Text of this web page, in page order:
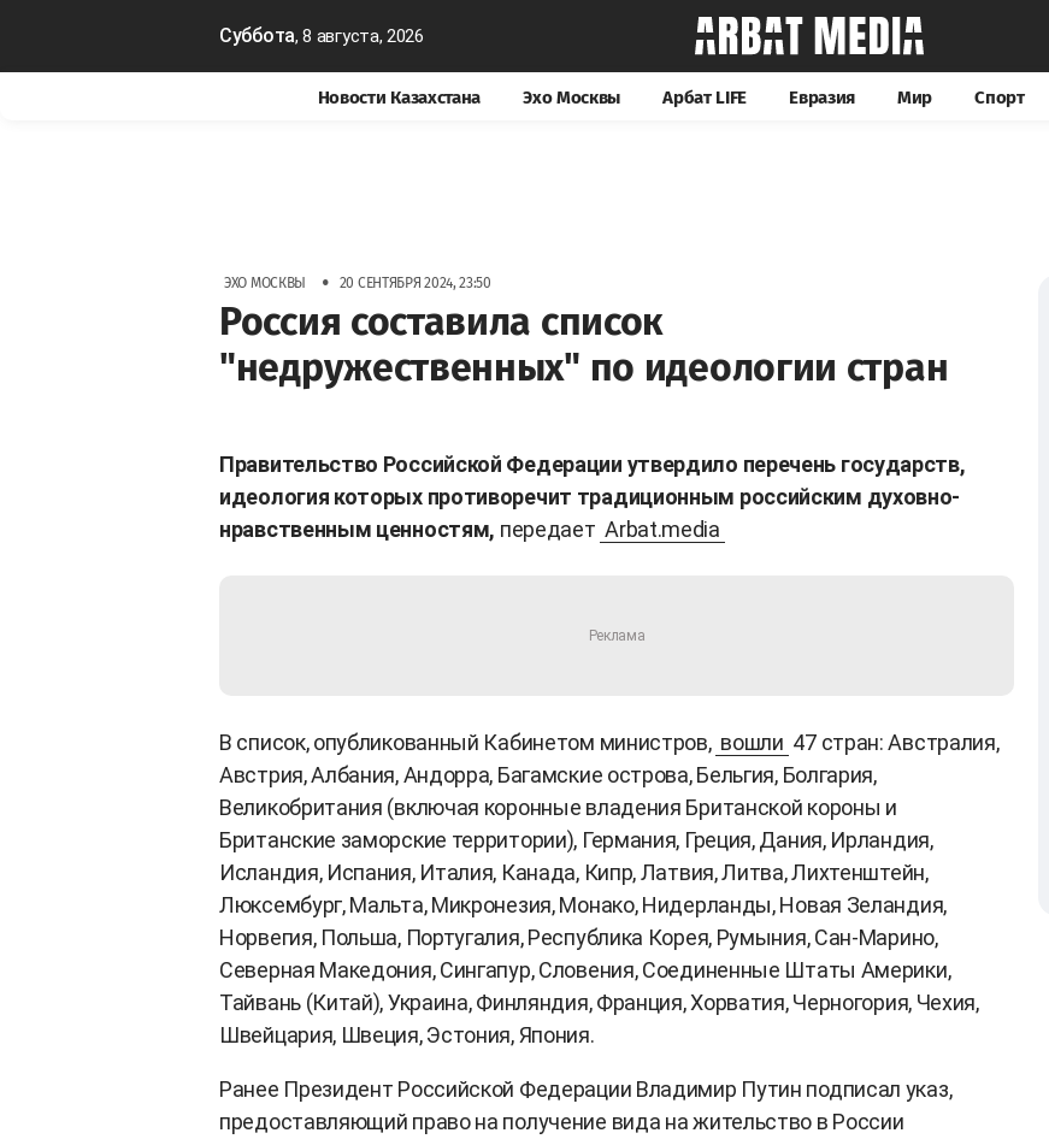
Суббота, 8 августа, 2026
Новости Казахстана Эхо Москвы Арбат LIFE Евразия Мир Спорт
ЭХО МОСКВЫ • 20 СЕНТЯБРЯ 2024, 23:50
Россия составила список
"недружественных" по идеологии стран
Правительство Российской Федерации утвердило перечень государств,
идеология которых противоречит традиционным российским духовно-
нравственным ценностям, передает Arbat.media
В список, опубликованный Кабинетом министров, вошли 47 стран: Австралия,
Австрия, Албания, Андорра, Багамские острова, Бельгия, Болгария,
Великобритания (включая коронные владения Британской короны и
Британские заморские территории), Германия, Греция, Дания, Ирландия,
Исландия, Испания, Италия, Канада, Кипр, Латвия, Литва, Лихтенштейн,
Люксембург, Мальта, Микронезия, Монако, Нидерланды, Новая Зеландия,
Норвегия, Польша, Португалия, Республика Корея, Румыния, Сан-Марино,
Северная Македония, Сингапур, Словения, Соединенные Штаты Америки,
Тайвань (Китай), Украина, Финляндия, Франция, Хорватия, Черногория, Чехия,
Швейцария, Швеция, Эстония, Япония.
Ранее Президент Российской Федерации Владимир Путин подписал указ,
предоставляющий право на получение вида на жительство в России